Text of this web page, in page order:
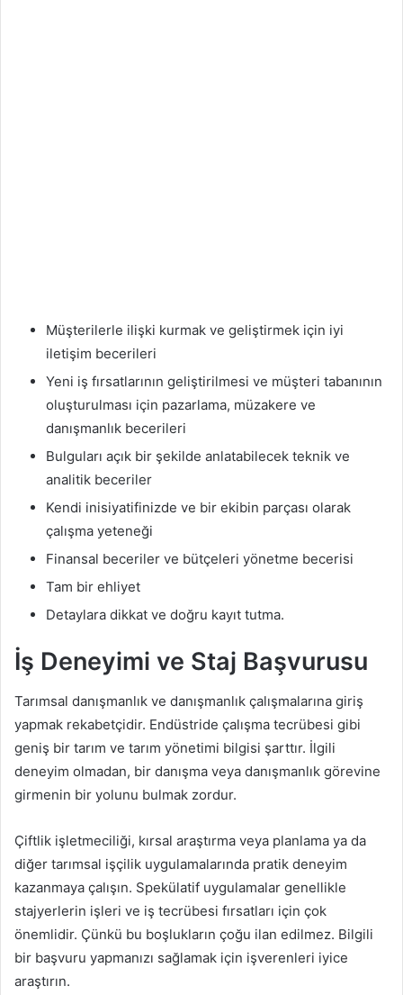
Müşterilerle ilişki kurmak ve geliştirmek için iyi
iletişim becerileri
Yeni iş fırsatlarının geliştirilmesi ve müşteri tabanının
oluşturulması için pazarlama, müzakere ve
danışmanlık becerileri
Bulguları açık bir şekilde anlatabilecek teknik ve
analitik beceriler
Kendi inisiyatifinizde ve bir ekibin parçası olarak
çalışma yeteneği
Finansal beceriler ve bütçeleri yönetme becerisi
Tam bir ehliyet
Detaylara dikkat ve doğru kayıt tutma.
İş Deneyimi ve Staj Başvurusu
Tarımsal danışmanlık ve danışmanlık çalışmalarına giriş
yapmak rekabetçidir. Endüstride çalışma tecrübesi gibi
geniş bir tarım ve tarım yönetimi bilgisi şarttır. İlgili
deneyim olmadan, bir danışma veya danışmanlık görevine
girmenin bir yolunu bulmak zordur.
Çiftlik işletmeciliği, kırsal araştırma veya planlama ya da
diğer tarımsal işçilik uygulamalarında pratik deneyim
kazanmaya çalışın. Spekülatif uygulamalar genellikle
stajyerlerin işleri ve iş tecrübesi fırsatları için çok
önemlidir. Çünkü bu boşlukların çoğu ilan edilmez. Bilgili
bir başvuru yapmanızı sağlamak için işverenleri iyice
araştırın.